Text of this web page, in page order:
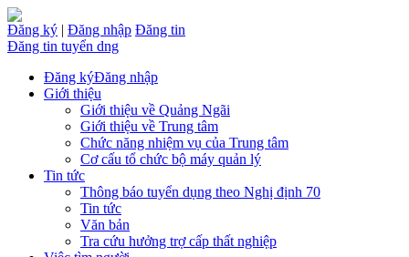
Đăng ký | Đăng nhập Đăng tin
Đăng tin tuyển dng
Đăng kýĐăng nhập
Giới thiệu
Giới thiệu về Quảng Ngãi
Giới thiệu về Trung tâm
Chức năng nhiệm vụ của Trung tâm
Cơ cấu tổ chức bộ máy quản lý
Tin tức
Thông báo tuyển dụng theo Nghị định 70
Tin tức
Văn bản
Tra cứu hưởng trợ cấp thất nghiệp